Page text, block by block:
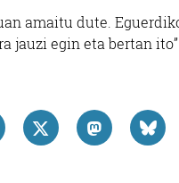
amaitu dute.
jauzi egin eta bertan ito”.